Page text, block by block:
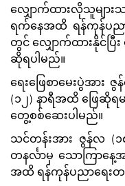
လျှောက်ထားလိုသူမျာ
ရက်နေအထိ ရန်ကုန်ပညာ
တွင် လျှောက်ထားနိုင်ပြီး
ဆိုရပါမည်။
ရေးဖြေစာမေးပွဲအာ
(၁၂) နာရီအထိ ဖြေဆို
တွေ့စစ်ဆေးပါမည်။
သင်တန်းအား ဇွန်လ (
တနင်္လာမှ သောကြာန
အထိ ရန်ကုန်ပညာရေး